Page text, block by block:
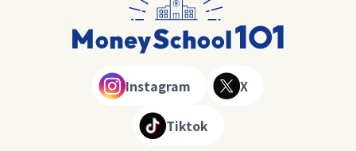
Instagram X
Tiktok